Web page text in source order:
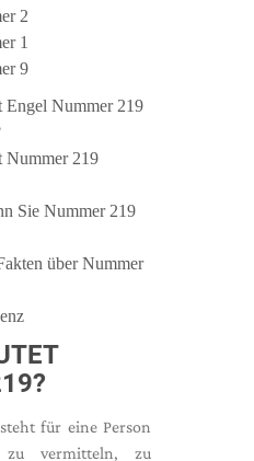
2
1
9
Engel Nummer 219
Nummer 219
Sie Nummer 219
über Nummer
für eine Person
vermitteln, zu